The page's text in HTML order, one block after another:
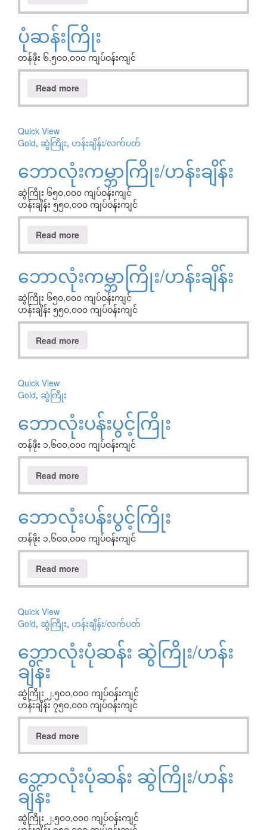
ပုံဆန်းကြိုး
တန်ဖိုး ၆,၅၀၀,၀၀၀ ကျပ်ဝန်းကျင်
Read more
Quick View
Gold, ဆွဲကြိုး, ဟန်းချိန်း/လက်ပတ်
ဘောလုံးကမ္ဘာကြိုး/ဟန်းချိန်း
ဆွဲကြိုး ၆၅၀,၀၀၀ ကျပ်ဝန်းကျင်
ဟန်းချိန်း ၅၅၀,၀၀၀ ကျပ်ဝန်းကျင်
Read more
ဘောလုံးကမ္ဘာကြိုး/ဟန်းချိန်း
ဆွဲကြိုး ၆၅၀,၀၀၀ ကျပ်ဝန်းကျင်
ဟန်းချိန်း ၅၅၀,၀၀၀ ကျပ်ဝန်းကျင်
Read more
Quick View
Gold, ဆွဲကြိုး
ဘောလုံးပန်းပွင့်ကြိုး
တန်ဖိုး ၁,၆၀၀,၀၀၀ ကျပ်ဝန်းကျင်
Read more
ဘောလုံးပန်းပွင့်ကြိုး
တန်ဖိုး ၁,၆၀၀,၀၀၀ ကျပ်ဝန်းကျင်
Read more
Quick View
Gold, ဆွဲကြိုး, ဟန်းချိန်း/လက်ပတ်
ဘောလုံးပုံဆန်း ဆွဲကြိုး/ဟန်း
ချိန်း
ဆွဲကြိုး ၂,၅၀၀,၀၀၀ ကျပ်ဝန်းကျင်
ဟန်းချိန်း ၇၅၀,၀၀၀ ကျပ်ဝန်းကျင်
Read more
ဘောလုံးပုံဆန်း ဆွဲကြိုး/ဟန်း
ချိန်း
ဆွဲကြိုး ၂,၅၀၀,၀၀၀ ကျပ်ဝန်းကျင်